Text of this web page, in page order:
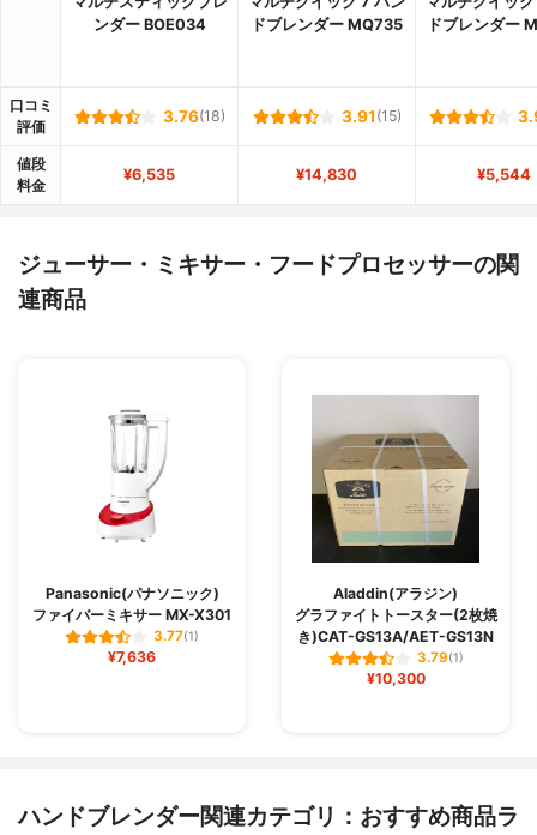
ンダー BOE034
ドブレンダー MQ735
ドブレンダー
口コミ
評価
3.76(18) 3.91 (15)
値段
料金
¥6,535 ¥14,830 ¥5,544
ジューサー・ミキサー・フードプロセッサーの関
連商品
Panasonic(パナソニック)
ファイバーミキサー MX-X301
3.77(1)
¥7,636
Aladdin(アラジン)
グラファイトトースター(2枚焼
き)CAT-GS13A/AET-GS13N
3.79(1)
¥10,300
ハンドブレンダー関連カテゴリ：おすすめ商品ラ